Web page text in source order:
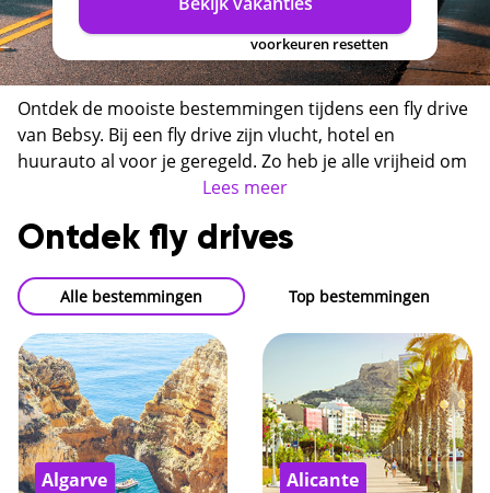
voorkeuren resetten
Ontdek de mooiste bestemmingen tijdens een fly drive
van Bebsy. Bij een fly drive zijn vlucht, hotel en
huurauto al voor je geregeld. Zo heb je alle vrijheid om
een bestemming op jouw eigen tempo te verkennen,
prijs en beschikbaarheid en boekt eenvoudig online.
Lees meer
Ontdek fly drives
Alle bestemmingen Top bestemmingen
Algarve Alicante